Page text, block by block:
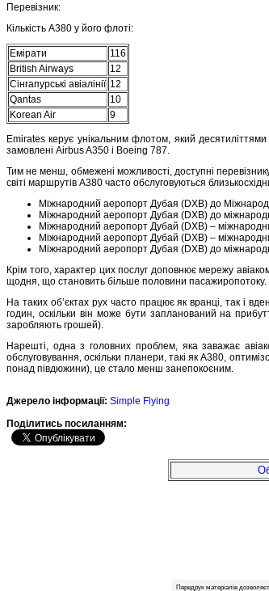
Перевізник:
Кількість A380 у його флоті:
Емірати
116
British Airways
12
Сінгапурські авіалінії 12
Qantas
10
Korean Air
9
Emirates керує унікальним флотом, який
замовлені Airbus A350 і Boeing 787.
Тим не менш, обмежені можливості, доступні
світі маршрутів A380 часто обслуговуються
Міжнародний аеропорт Дубая (DXB) до
Міжнародний аеропорт Дубая (DXB) до
Міжнародний аеропорт Дубай (DXB) –
Міжнародний аеропорт Дубай (DXB) –
Міжнародний аеропорт Дубая (DXB) до
Крім того, характер цих послуг доповнює мережу
щодня, що становить більше половини пасажиропотоку.
На таких об’єктах рух часто працює як вранці, так і
годин, оскільки він може бути запланований на
заробляють грошей).
Нарешті, одна з головних проблем, яка заважає
обслуговування, оскільки планери, такі як A380,
понад півдюжини), це стало менш занепокоєним.
Джерело інформації: Simple Flying
Подiлитись посиланням:
Передрук матеріалів